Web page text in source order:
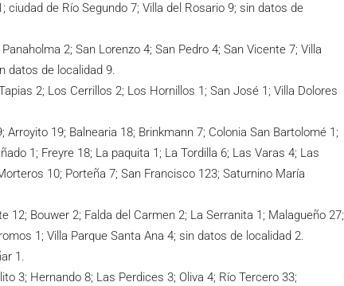
ciudad de Río Segundo 7; Villa del Rosario 9; sin datos de
2; San Lorenzo 4; San Pedro 4; San Vicente 7; Villa
datos de localidad 9.
2; Los Cerrillos 2; Los Hornillos 1; San José 1; Villa Dolores
Arroyito 19; Balnearia 18; Brinkmann 7; Colonia San Bartolomé 1;
1; Freyre 18; La paquita 1; La Tordilla 6; Las Varas 4; Las
10; Porteña 7; San Francisco 123; Saturnino María
12; Bouwer 2; Falda del Carmen 2; La Serranita 1; Malagueño 27;
1; Villa Parque Santa Ana 4; sin datos de localidad 2.
1.
3; Hernando 8; Las Perdices 3; Oliva 4; Río Tercero 33;